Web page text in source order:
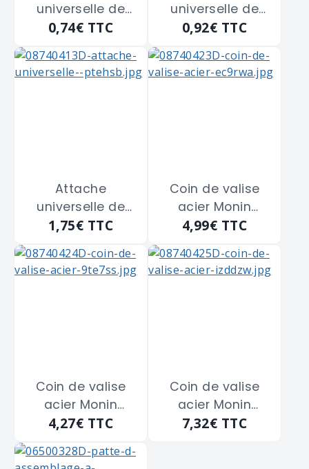
universelle de
meuble MONIN
22 m/m
0,74€ TTC
universelle de
meuble MONIN
20 m/m
0,92€ TTC
Attache
universelle de
meuble MONIN
25 m/m
1,75€ TTC
Coin de valise
acier Monin
"592110" de 32
4,99€ TTC
Coin de valise
acier Monin
"592130" de 38
4,27€ TTC
Coin de valise
acier Monin
"592150" de 43,5
7,32€ TTC